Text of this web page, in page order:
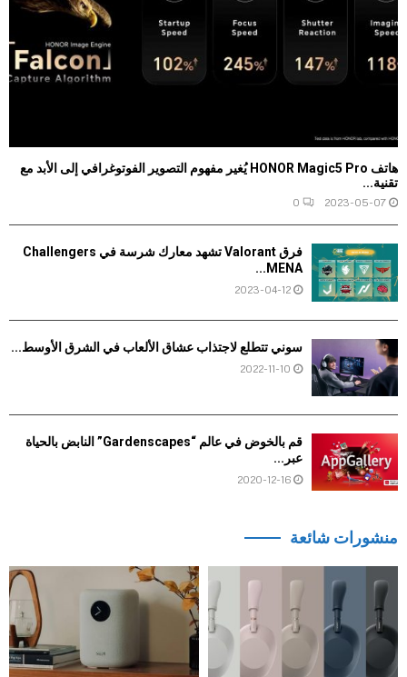
هاتف HONOR Magic5 Pro يُغير مفهوم التصوير الفوتوغرافي إلى الأبد مع
تقنية...
2023-05-07
0
فرق Valorant تشهد معارك شرسة في Challengers
MENA...
2023-04-12
سوني تتطلع لاجتذاب عشاق الألعاب في الشرق الأوسط...
2022-11-10
قم بالخوض في عالم “Gardenscapes” النابض بالحياة
عبر...
2020-12-16
منشورات شائعة